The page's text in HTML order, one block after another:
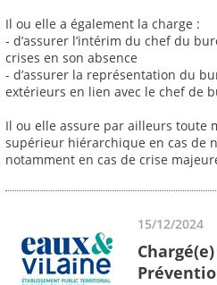
Il ou elle a également la charge :
- d’assurer l’intérim du chef du
crises en son absence
- d’assurer la représentation du
extérieurs en lien avec le chef de
Il ou elle assure par ailleurs toute
supérieur hiérarchique en cas de
notamment en cas de crise
15/12/2024